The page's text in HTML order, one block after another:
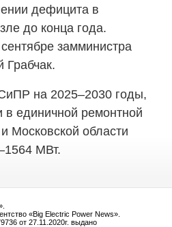
дефицита в
до конца года.
замминистра
Грабчак.
на 2025–2030 годы,
единичной ремонтной
Московской области
МВт.
«Big Electric Power News».
от 27.11.2020г. выдано